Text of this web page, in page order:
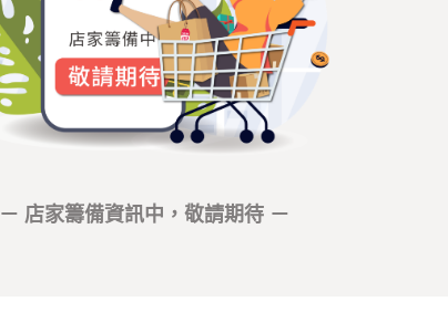
－ 店家籌備資訊中，敬請期待 －